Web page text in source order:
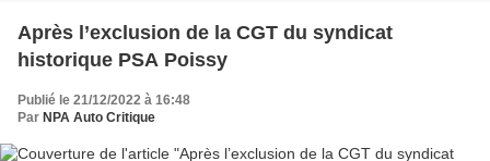
Après l’exclusion de la CGT du syndicat
historique PSA Poissy
Publié le 21/12/2022 à 16:48
Par NPA Auto Critique